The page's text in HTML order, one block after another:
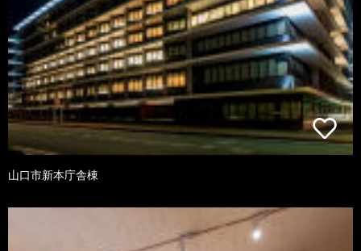
山口市新本庁舎棟